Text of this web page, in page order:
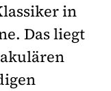
in
Das liegt